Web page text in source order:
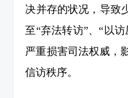
决并存的状况，导致
至“弃法转访”、“以
严重损害司法权威，
信访秩序。